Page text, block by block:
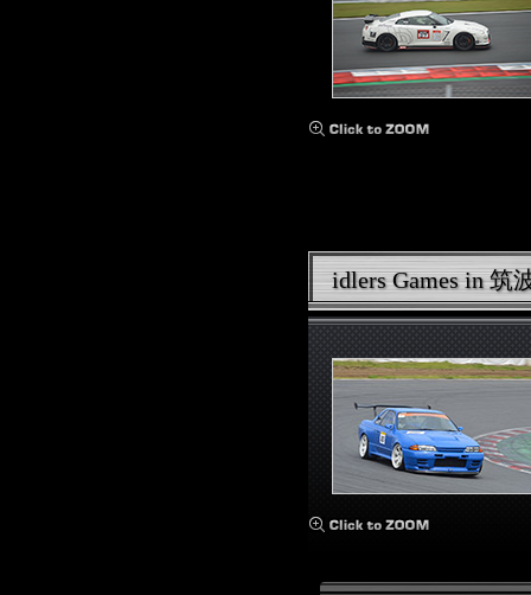
idlers Games in 筑